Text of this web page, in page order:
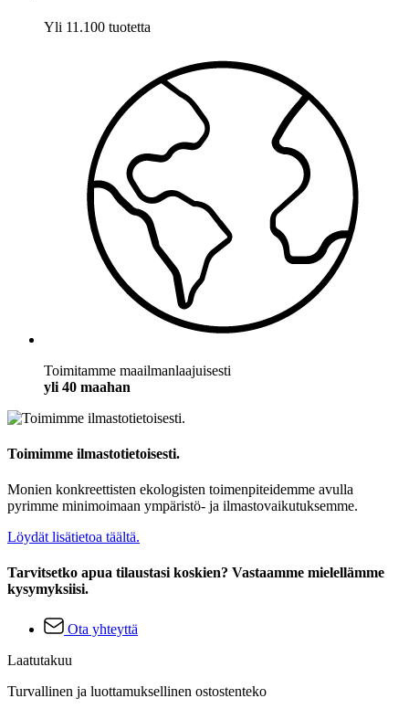
Yli 11.100 tuotetta
Toimitamme maailmanlaajuisesti
yli 40 maahan
Toimimme ilmastotietoisesti.
Monien konkreettisten ekologisten toimenpiteidemme avulla
pyrimme minimoimaan ympäristö- ja ilmastovaikutuksemme.
Löydät lisätietoa täältä.
Tarvitsetko apua tilaustasi koskien? Vastaamme mielellämme
kysymyksiisi.
Ota yhteyttä
Laatutakuu
Turvallinen ja luottamuksellinen ostostenteko